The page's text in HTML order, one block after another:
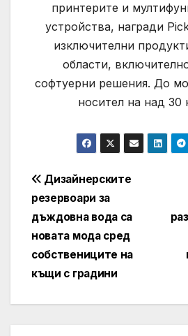
принтерите и
устройства, награди
изключителни
области,
софтуерни решения. До
носител на над 30
Навигация
Дизайнерските
резервоари за
дъждовна вода са
новата мода сред
собствениците на
къщи с градини